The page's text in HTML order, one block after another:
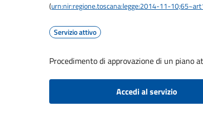
(urn:nir:regione.toscana:legge:2014-11-
Servizio attivo
Procedimento di approvazione di un piano
Accedi al servizio